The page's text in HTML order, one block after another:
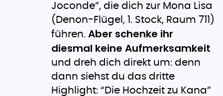
Joconde”, die dich zur Mona Lisa
(Denon-Flügel, 1. Stock, Raum 711)
führen. Aber schenke ihr
diesmal keine Aufmerksamkeit
und dreh dich direkt um: denn
dann siehst du das dritte
Highlight: “Die Hochzeit zu Kana”